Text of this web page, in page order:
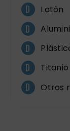
Latón
Titanio
Otros